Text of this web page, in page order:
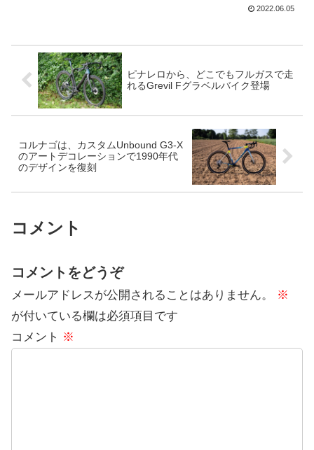
材が亜麻繊維であるということ。
Hummingbird Flaxは、完全に亜麻繊維で
2022.06.05
ピナレロから、どこでもフルガスで走
れるGrevil Fグラベルバイク登場
コルナゴは、カスタムUnbound G3-X
のアートデコレーションで1990年代
のデザインを復刻
コメント
コメントをどうぞ
メールアドレスが公開されることはありません。
※
が付いている欄は必須項目です
コメント ※